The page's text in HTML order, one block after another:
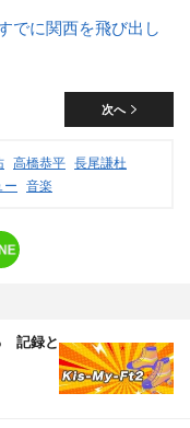
でに関西を飛び出し
次へ
高橋恭平 長尾謙杜
ー 音楽
記録と